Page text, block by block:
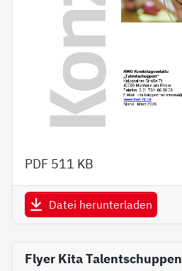
PDF 511 KB
Datei herunterladen
Flyer Kita Talentschuppen